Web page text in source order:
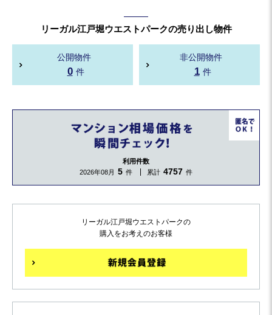
リーガル江戸堀ウエストパークの売り出し物件
公開物件
0 件
非公開物件
1 件
利用件数
2026年08月
5 件 累計 4757 件
リーガル江戸堀ウエストパークの
購入をお考えのお客様